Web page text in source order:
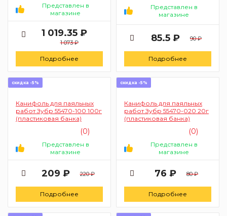
Представлен в
магазине
1 019.35 ₽
1 073 ₽
Подробнее
Представлен в
магазине
85.5 ₽ 90 ₽
Подробнее
скидка -5%
Канифоль для паяльных
работ Зубр 55470-100 100г
(пластиковая банка)
(0)
Представлен в
магазине
209 ₽ 220 ₽
Подробнее
скидка -5%
Канифоль для паяльных
работ Зубр 55470-020 20г
(пластиковая банка)
(0)
Представлен в
магазине
76 ₽ 80 ₽
Подробнее